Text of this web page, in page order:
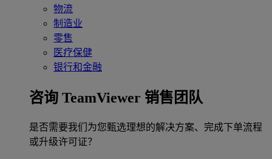
物流
制造业
零售
医疗保健
银行和金融
咨询 TeamViewer 销售团队
是否需要我们为您甄选理想的解决方案、完成下单流程
或升级许可证？